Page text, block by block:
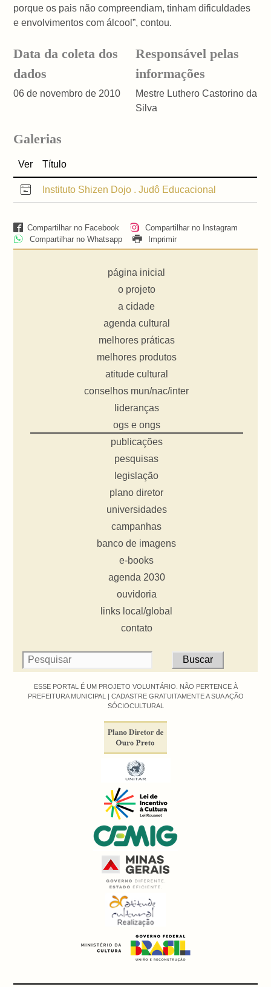
porque os pais não compreendiam, tinham dificuldades
e envolvimentos com álcool”, contou.
Data da coleta dos
dados
06 de novembro de 2010
Responsável pelas
informações
Mestre Luthero Castorino da
Silva
Galerias
Ver Título
Instituto Shizen Dojo . Judô Educacional
Compartilhar no Facebook
Compartilhar no Instagram
Compartilhar no Whatsapp
Imprimir
página inicial
o projeto
a cidade
agenda cultural
melhores práticas
melhores produtos
atitude cultural
conselhos mun/nac/inter
lideranças
ogs e ongs
publicações
pesquisas
legislação
plano diretor
universidades
campanhas
banco de imagens
e-books
agenda 2030
ouvidoria
links local/global
contato
ESSE PORTAL É UM PROJETO VOLUNTÁRIO. NÃO PERTENCE À
PREFEITURA MUNICIPAL | CADASTRE GRATUITAMENTE A SUA AÇÃO
SÓCIOCULTURAL